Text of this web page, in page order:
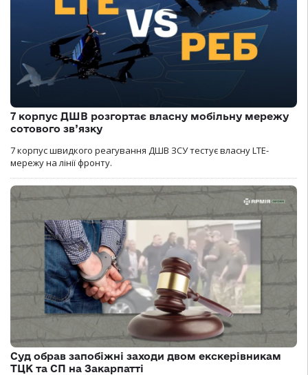
7 корпус ДШВ розгортає власну мобільну мережу
сотового зв’язку
7 корпус швидкого реагування ДШВ ЗСУ тестує власну LTE-
мережу на лінії фронту.
Суд обрав запобіжні заходи двом екскерівникам
ТЦК та СП на Закарпатті